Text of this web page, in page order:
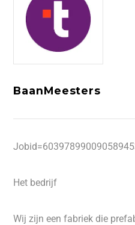
BaanMeesters
Het bedrijf
Wij zijn een fabriek die